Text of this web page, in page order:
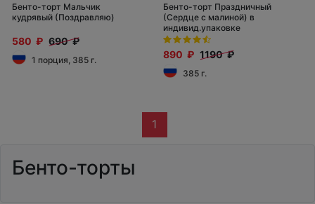
Бенто-торт Мальчик
кудрявый (Поздравляю)
580 ₽ 690 ₽
1 порция, 385 г.
Бенто-торт Праздничный
(Сердце с малиной) в
индивид.упаковке
890 ₽ 1190 ₽
385 г.
1
Бенто-торты